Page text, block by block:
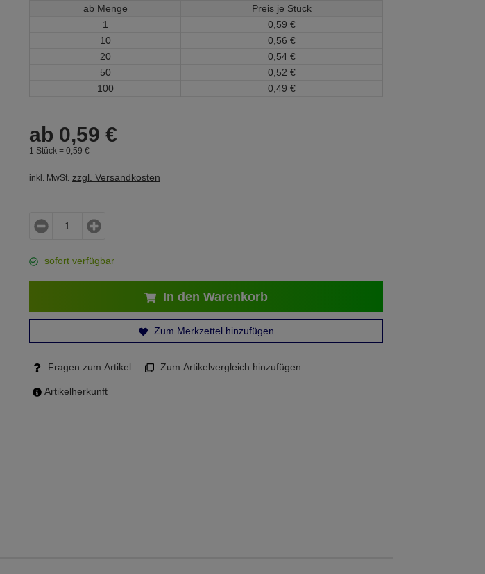
ab Menge
Preis je Stück
1
0, 59 €
10
0, 56 €
20
0, 54 €
50
0, 52 €
100
0, 49 €
ab 0,59 €
1 Stück = 0, 59 €
inkl. MwSt. zzgl. Versandkosten
sofort verfügbar
In den Warenkorb
Zum Merkzettel hinzufügen
Fragen zum Artikel Zum Artikelvergleich hinzufügen
Artikelherkunft